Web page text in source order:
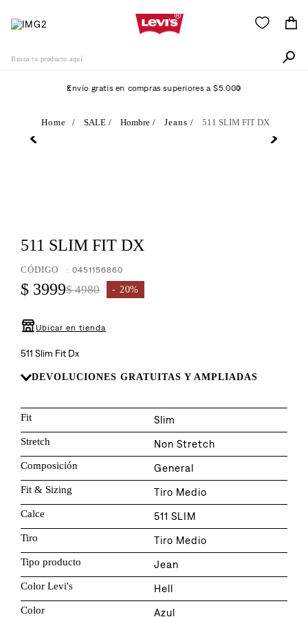
Envío gratis en compras superiores a $5.000
SALE Hombre Jeans 511 SLIM FIT DX
511 SLIM FIT DX
:0451156860
$ 3999$ 4980 20%
Ubicar en tienda
511 Slim Fit Dx
DEVOLUCIONES GRATUITAS Y AMPLIADAS
Fit Slim
Stretch Non Stretch
Composición General
Fit & Sizing Tiro Medio
Calce 511 SLIM
Tiro Tiro Medio
Tipo producto Jean
Color Levi's Hell
Color Azul
Términos Más Buscados
505
. 502
. 510
. campera